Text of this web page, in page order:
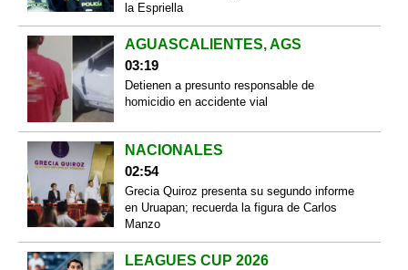
la Espriella
AGUASCALIENTES, AGS
03:19
Detienen a presunto responsable de
homicidio en accidente vial
NACIONALES
02:54
Grecia Quiroz presenta su segundo informe
en Uruapan; recuerda la figura de Carlos
Manzo
LEAGUES CUP 2026